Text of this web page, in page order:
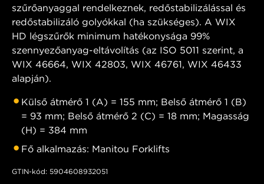
szűrőanyaggal rendelkeznek, redőstabilizálással és
redőstabilizáló golyókkal (ha szükséges). A WIX
HD légszűrők minimum hatékonysága 99%
szennyezőanyag-eltávolítás (az ISO 5011 szerint, a
WIX 46664, WIX 42803, WIX 46761, WIX 46433
alapján).
Külső átmérő 1 (A) = 155 mm; Belső átmérő 1 (B)
= 93 mm; Belső átmérő 2 (C) = 18 mm; Magasság
(H) = 384 mm
Fő alkalmazás: Manitou Forklifts
GTIN-kód: 5904608932051